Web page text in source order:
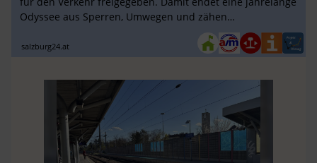
Odyssee aus Sperren, Umwegen und zähen
salzburg24.at